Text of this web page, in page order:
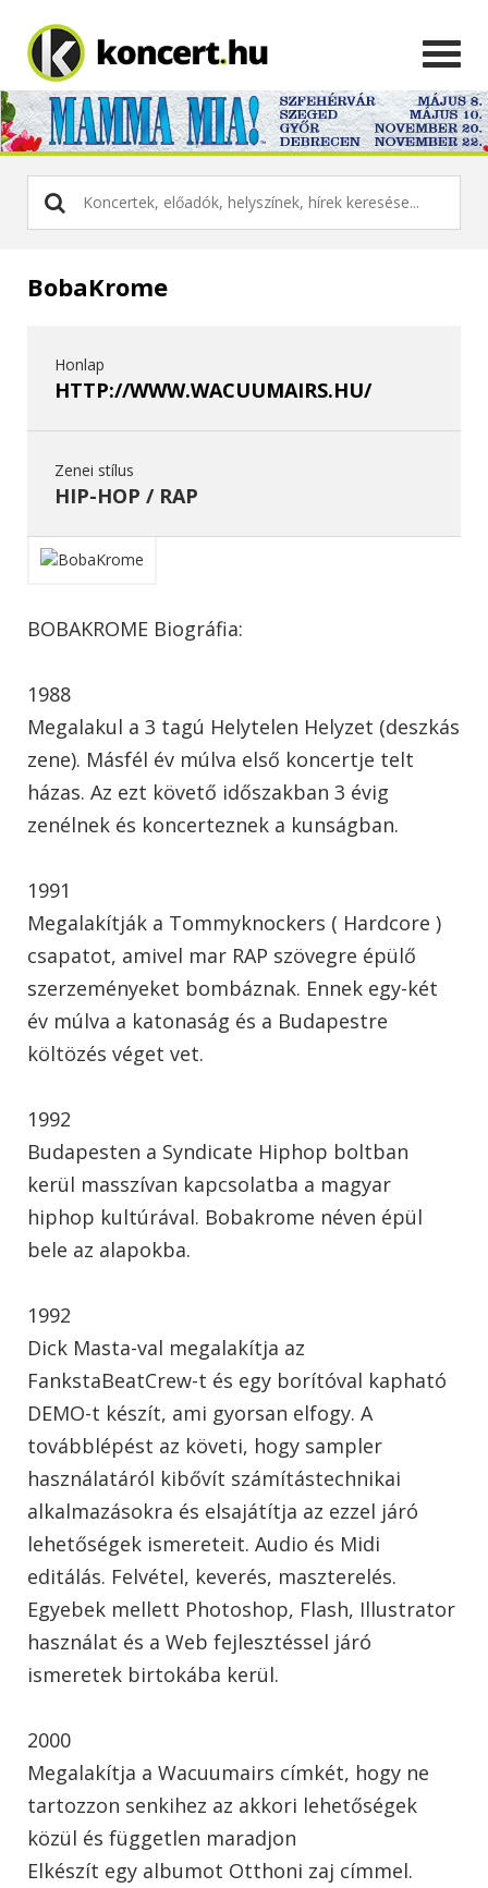
BobaKrome
Honlap
HTTP://WWW.WACUUMAIRS.HU/
Zenei stílus
HIP-HOP / RAP
BOBAKROME Biográfia:
1988
Megalakul a 3 tagú Helytelen Helyzet (deszkás
zene). Másfél év múlva első koncertje telt
házas. Az ezt követő időszakban 3 évig
zenélnek és koncerteznek a kunságban.
1991
Megalakítják a Tommyknockers ( Hardcore )
csapatot, amivel mar RAP szövegre épülő
szerzeményeket bombáznak. Ennek egy-két
év múlva a katonaság és a Budapestre
költözés véget vet.
1992
Budapesten a Syndicate Hiphop boltban
kerül masszívan kapcsolatba a magyar
hiphop kultúrával. Bobakrome néven épül
bele az alapokba.
1992
Dick Masta-val megalakítja az
FankstaBeatCrew-t és egy borítóval kapható
DEMO-t készít, ami gyorsan elfogy. A
továbblépést az követi, hogy sampler
használatáról kibővít számítástechnikai
alkalmazásokra és elsajátítja az ezzel járó
lehetőségek ismereteit. Audio és Midi
editálás. Felvétel, keverés, maszterelés.
Egyebek mellett Photoshop, Flash, Illustrator
használat és a Web fejlesztéssel járó
ismeretek birtokába kerül.
2000
Megalakítja a Wacuumairs címkét, hogy ne
tartozzon senkihez az akkori lehetőségek
közül és független maradjon
Elkészít egy albumot Otthoni zaj címmel.